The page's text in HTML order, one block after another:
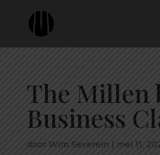
The Millen
Business
door Wim Severein | mei 11,